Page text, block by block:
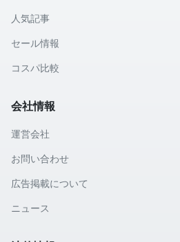
人気記事
セール情報
コスパ比較
会社情報
運営会社
お問い合わせ
広告掲載について
ニュース